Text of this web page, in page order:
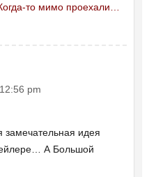
то мимо проехали…
pm
идея
А Большой